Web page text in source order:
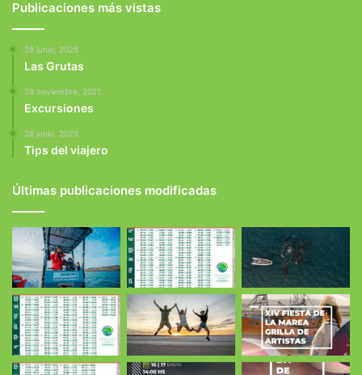
Publicaciones más vistas
28 junio, 2025
Las Grutas
28 noviembre, 2021
Excursiones
28 junio, 2025
Tips del viajero
Últimas publicaciones modificadas